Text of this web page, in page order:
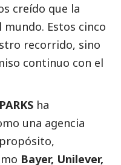
creído que la
Estos cinco
recorrido, sino
continuo con el
ha
una agencia
Bayer, Unilever,